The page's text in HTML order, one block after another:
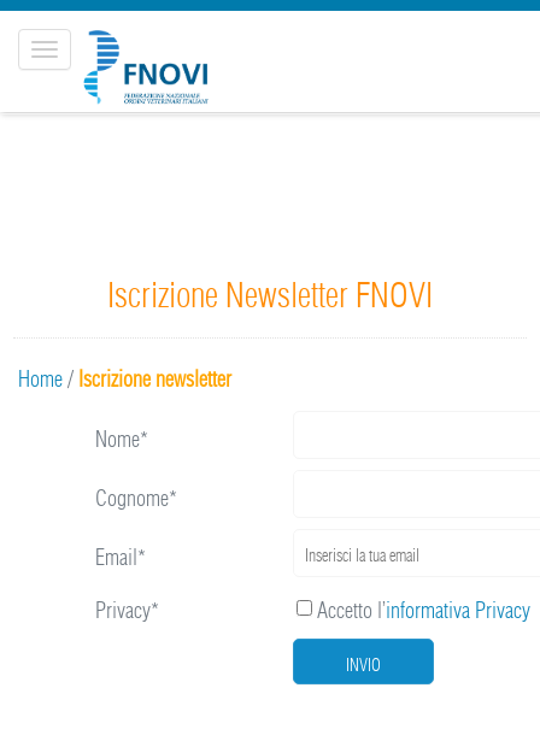
Toggle
navigation
Iscrizione Newsletter FNOVI
Home/ Iscrizione newsletter
Nome*
Cognome*
Email*
Privacy*
Accetto l’informativa Privacy
INVIO